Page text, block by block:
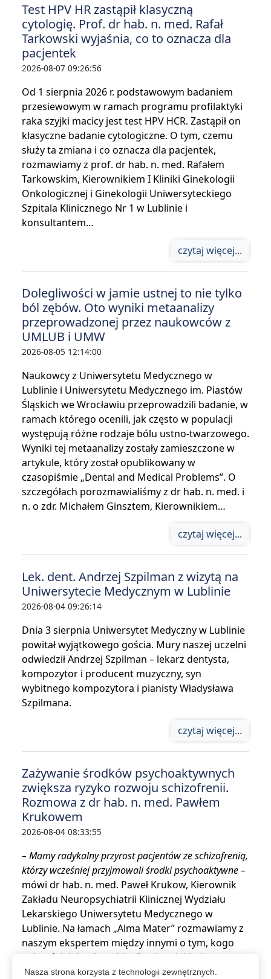
Test HPV HR zastąpił klasyczną
cytologię. Prof. dr hab. n. med. Rafał
Tarkowski wyjaśnia, co to oznacza dla
pacjentek
2026-08-07 09:26:56
Od 1 sierpnia 2026 r. podstawowym badaniem
przesiewowym w ramach programu profilaktyki
raka szyjki macicy jest test HPV HCR. Zastąpił on
klasyczne badanie cytologiczne. O tym, czemu
służy ta zmiana i co oznacza dla pacjentek,
rozmawiamy z prof. dr hab. n. med. Rafałem
Tarkowskim, Kierownikiem I Kliniki Ginekologii
Onkologicznej i Ginekologii Uniwersyteckiego
Szpitala Klinicznego Nr 1 w Lublinie i
konsultantem…
czytaj więcej...
Dolegliwości w jamie ustnej to nie tylko
ból zębów. Oto wyniki metaanalizy
przeprowadzonej przez naukowców z
UMLUB i UMW
2026-08-05 12:14:00
Naukowcy z Uniwersytetu Medycznego w
Lublinie i Uniwersytetu Medycznego im. Piastów
Śląskich we Wrocławiu przeprowadzili badanie, w
ramach którego ocenili, jak często w populacji
występują różne rodzaje bólu ustno-twarzowego.
Wyniki tej metaanalizy zostały zamieszczone w
artykule, który został opublikowany w
czasopiśmie „Dental and Medical Problems”. O
szczegółach porozmawialiśmy z dr hab. n. med. i
n. o zdr. Michałem Ginsztem, Kierownikiem…
czytaj więcej...
Lek. dent. Andrzej Szpilman z wizytą na
Uniwersytecie Medycznym w Lublinie
2026-08-04 09:26:14
Dnia 3 sierpnia Uniwersytet Medyczny w Lublinie
powitał wyjątkowego gościa. Mury naszej uczelni
odwiedził Andrzej Szpilman – lekarz dentysta,
kompozytor i producent muzyczny, syn
wybitnego kompozytora i pianisty Władysława
Szpilmana.
czytaj więcej...
Zażywanie środków psychoaktywnych
zwiększa ryzyko rozwoju schizofrenii.
Rozmowa z dr hab. n. med. Pawłem
Krukowem
2026-08-04 08:33:55
– Mamy radykalny przyrost pacjentów ze schizofrenią,
którzy wcześniej przyjmowali środki psychoaktywne –
mówi dr hab. n. med. Paweł Krukow, Kierownik
Zakładu Neuropsychiatrii Klinicznej Wydziału
Lekarskiego Uniwersytetu Medycznego w
Lublinie. Na łamach „Alma Mater” rozmawiamy z
naszym ekspertem między innymi o tym, kogo
najczęściej dotyka schizofrenia, z jakimi
wyzwaniami w codzienności mierzą się osoby na
Nasza strona korzysta z technologii zewnętrznych.